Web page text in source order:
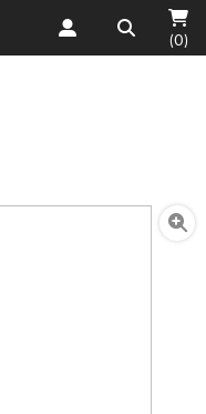
(0)